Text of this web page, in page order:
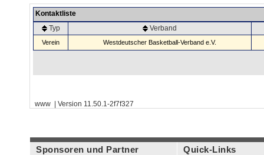
Kontaktliste
Typ
Verband
Verein Westdeutscher Basketball-Verband e.V.
www | Version 11.50.1-2f7f327
Sponsoren und Partner Quick-Links